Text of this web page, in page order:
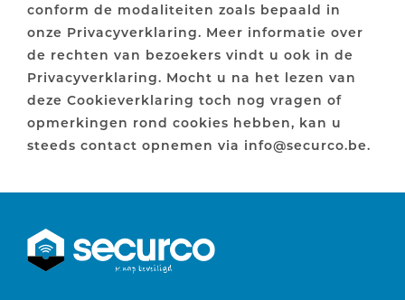
conform de modaliteiten zoals bepaald in
onze Privacyverklaring. Meer informatie over
de rechten van bezoekers vindt u ook in de
Privacyverklaring. Mocht u na het lezen van
deze Cookieverklaring toch nog vragen of
opmerkingen rond cookies hebben, kan u
steeds contact opnemen via info@securco.be.